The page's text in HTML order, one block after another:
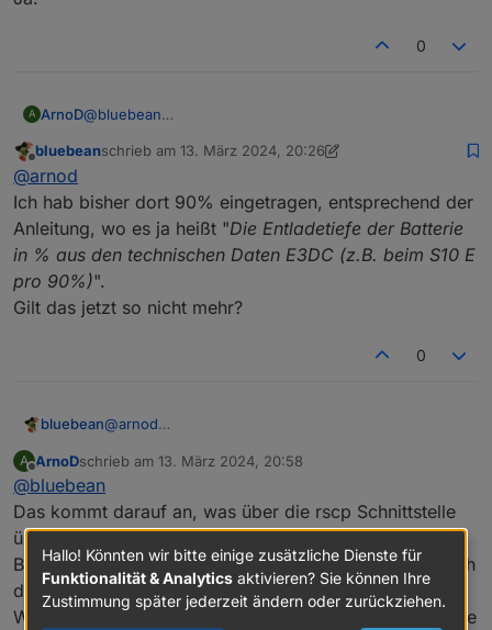
0
A ArnoD@bluebean
Offline
bluebeanschrieb am 13. März 2024, 20:26
zuletzt editiert von bluebean
@arnod
Ich hab bisher dort 90% eingetragen, entsprechend der
Anleitung, wo es ja heißt "Die Entladetiefe der Batterie
in % aus den technischen Daten E3DC (z.B. beim S10 E
pro 90%)".
Gilt das jetzt so nicht mehr?
0
bluebean@arnod
der Anleitung, wo es ja heißt "
Batterie in % aus den technischen Daten E3DC (z.B.
beim S10 E pro 90%)".
Gilt das jetzt so nicht mehr?
A
Offline
ArnoDschrieb am 13. März 2024, 20:58
zuletzt editiert von
@bluebean
Das kommt darauf an, was über die rscp Schnittstelle
übermittelt wird. Wenn, wie bei mir, 100% der
Batteriekapazität ohne Abzug übermittelt wird, muss ich
die 90% eintragen, da ich nur 90% nutzen kann.
Wenn aber wie bei
@
bereits die nicht nutzbare
Hallo! Könnten wir bitte einige zusätzliche Dienste für
Funktionalität & Analytics aktivieren? Sie können Ihre
Zustimmung später jederzeit ändern oder zurückziehen.